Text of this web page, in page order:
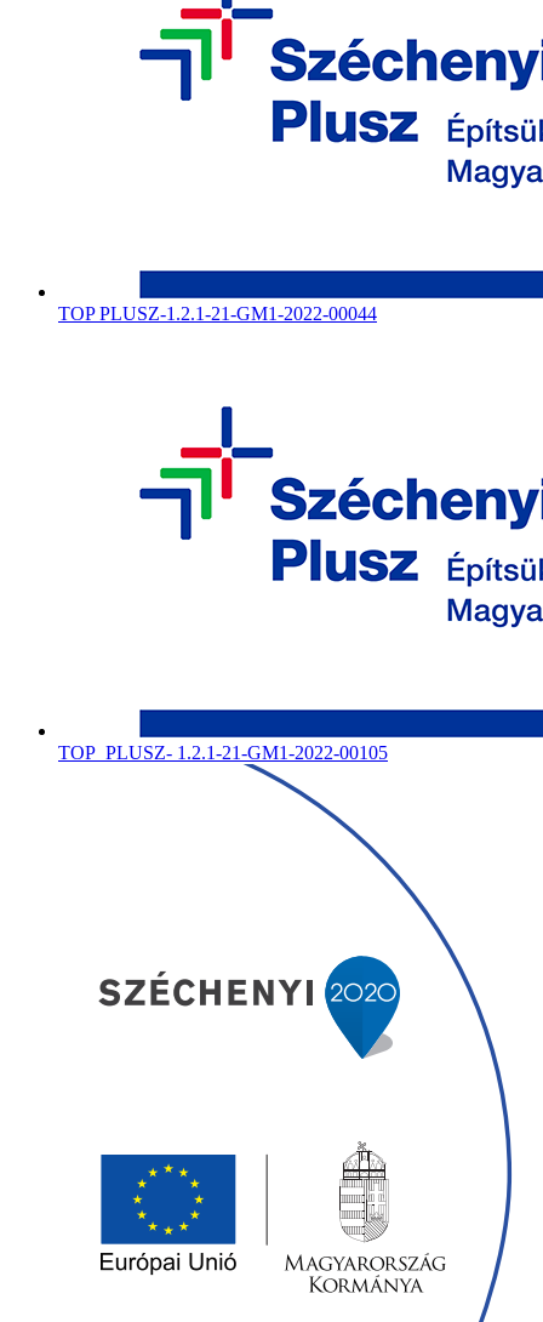
TOP PLUSZ-1.2.1-21-GM1-2022-00044
TOP_PLUSZ- 1.2.1-21-GM1-2022-00105